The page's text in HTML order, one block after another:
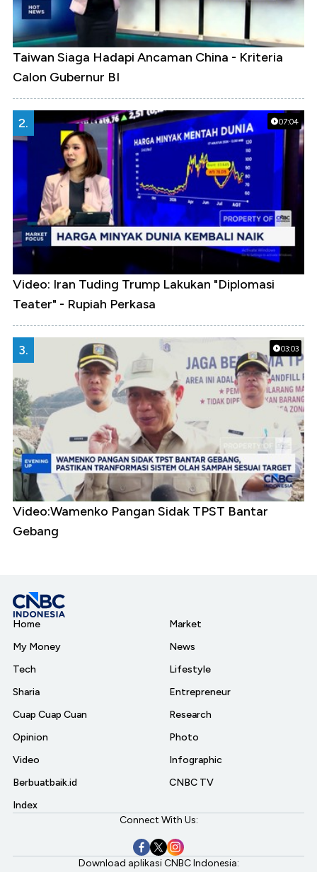
Taiwan Siaga Hadapi Ancaman China - Kriteria
Calon Gubernur BI
07:04
2.
Video: Iran Tuding Trump Lakukan "Diplomasi
Teater" - Rupiah Perkasa
03:03
3.
Video:Wamenko Pangan Sidak TPST Bantar
Gebang
Home
My Money
Tech
Sharia
Cuap Cuap Cuan
Opinion
Video
Berbuatbaik.id
Index
Market
News
Lifestyle
Entrepreneur
Research
Photo
Infographic
CNBC TV
Connect With Us:
Download aplikasi CNBC Indonesia: